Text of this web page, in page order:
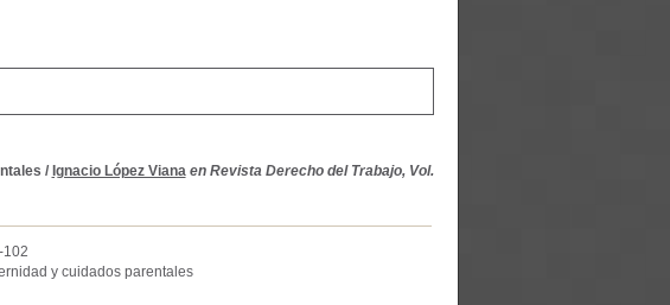
/ Ignacio López Viana en Revista Derecho del Trabajo, Vol.
y cuidados parentales